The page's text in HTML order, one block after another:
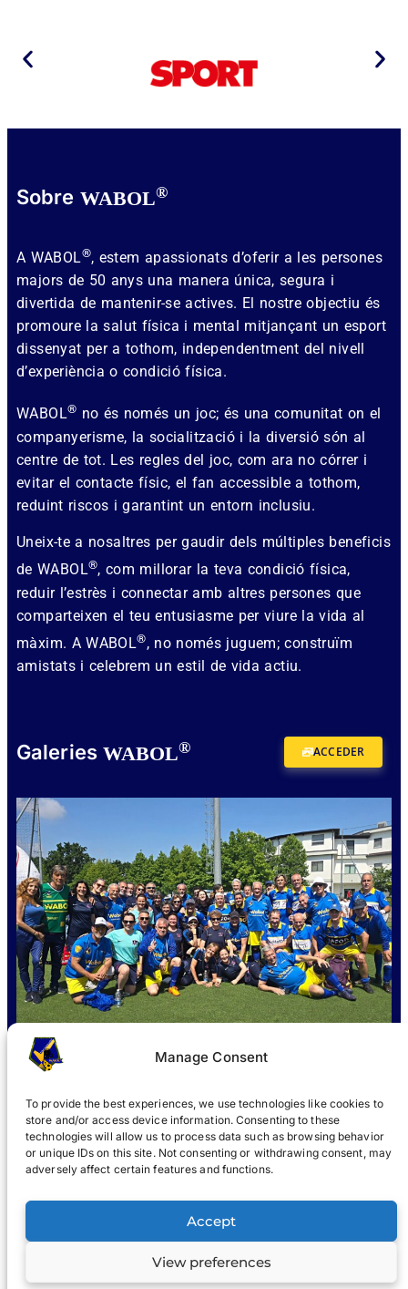
Manage Consent
To provide the best experiences, we use technologies like cookies to
store and/or access device information. Consenting to these
technologies will allow us to process data such as browsing behavior
or unique IDs on this site. Not consenting or withdrawing consent, may
adversely affect certain features and functions.
Accept
View preferences
Sobre WABOL®
A WABOL®, estem apassionats d’oferir a les persones
majors de 50 anys una manera única, segura i
divertida de mantenir-se actives. El nostre objectiu és
promoure la salut física i mental mitjançant un esport
dissenyat per a tothom, independentment del nivell
d’experiència o condició física.
WABOL® no és només un joc; és una comunitat on el
companyerisme, la socialització i la diversió són al
centre de tot. Les regles del joc, com ara no córrer i
evitar el contacte físic, el fan accessible a tothom,
reduint riscos i garantint un entorn inclusiu.
Uneix-te a nosaltres per gaudir dels múltiples beneficis
de WABOL®, com millorar la teva condició física,
reduir l’estrès i connectar amb altres persones que
comparteixen el teu entusiasme per viure la vida al
màxim. A WABOL®, no només juguem; construïm
amistats i celebrem un estil de vida actiu.
Galeries WABOL® ACCEDER
QUÈ ÉS WABOL®? UNIR-SE NOTICIES GALERIA
WABOL®
Avís legal Avís de privacitat
© 2022, WABOL i els seus afiliats